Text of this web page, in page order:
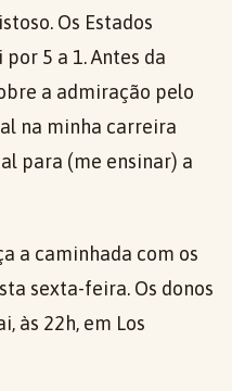
Os Estados
5 a 1. Antes da
a admiração pelo
na minha carreira
para (me ensinar) a
a caminhada com os
sexta-feira. Os donos
às 22h, em Los